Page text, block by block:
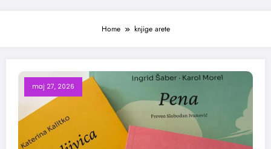
Home knjige arete
maj 27, 2026